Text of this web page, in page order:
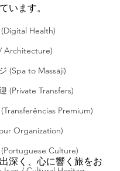
Health)
Architecture)
(Spa to Massāji)
(Private Transfers)
Premium)
Organization)
Culture)
います。
深く、心に響く旅をお